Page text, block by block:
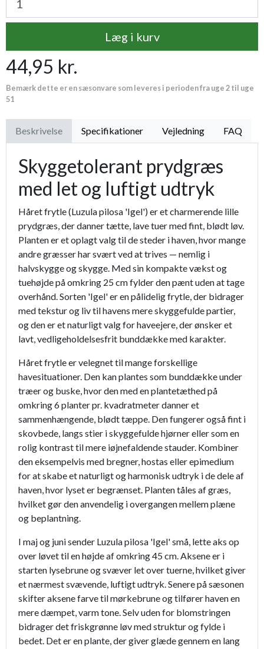
Læg i kurv
44,95 kr.
Bemærk dette er en sæsonvare som leveres i perioden fra uge 2 til uge
51
Beskrivelse Specifikationer Vejledning FAQ
Skyggetolerant prydgræs
med let og luftigt udtryk
Håret frytle (Luzula pilosa 'Igel') er et charmerende lille
prydgræs, der danner tætte, lave tuer med fint, blødt løv.
Planten er et oplagt valg til de steder i haven, hvor mange
andre græsser har svært ved at trives — nemlig i
halvskygge og skygge. Med sin kompakte vækst og
tuehøjde på omkring 25 cm fylder den pænt uden at tage
overhånd. Sorten 'Igel' er en pålidelig frytle, der bidrager
med tekstur og liv til havens mere skyggefulde partier,
og den er et naturligt valg for haveejere, der ønsker et
lavt, vedligeholdelsesfrit bunddække med karakter.
Håret frytle er velegnet til mange forskellige
havesituationer. Den kan plantes som bunddække under
træer og buske, hvor den med en plantetæthed på
omkring 6 planter pr. kvadratmeter danner et
sammenhængende, blødt tæppe. Den fungerer også fint i
skovbede, langs stier i skyggefulde hjørner eller som en
rolig kontrast til mere iøjnefaldende stauder. Kombiner
den eksempelvis med bregner, hostas eller epimedium
for at skabe et naturligt og harmonisk udtryk i de dele af
haven, hvor lyset er begrænset. Planten tåles af græs,
hvilket gør den anvendelig i overgangen mellem plæne
og beplantning.
I maj og juni sender Luzula pilosa 'Igel' små, lette aks op
over løvet til en højde af omkring 45 cm. Aksene er i
starten lysebrune og svæver let over tuerne, hvilket giver
et nærmest svævende, luftigt udtryk. Senere på sæsonen
skifter aksene farve til mørkebrune og tilfører haven en
mere dæmpet, varm tone. Selv uden for blomstringen
bidrager det friskgrønne løv med struktur og fylde i
bedet. Det er en plante, der giver glæde gennem en lang